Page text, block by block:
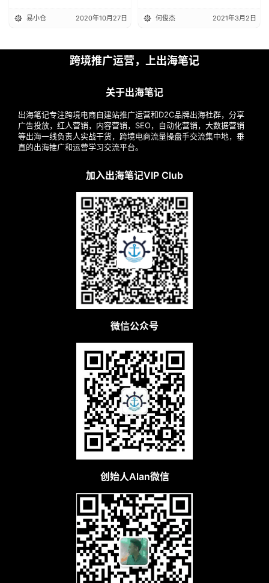
易小仓 2020年10月27日 何俊杰 2021年3月2日
跨境推广运营，上出海笔记
关于出海笔记
出海笔记专注跨境电商自建站推广运营和D2C品牌出海社群，分享
广告投放，红人营销，内容营销，SEO，自动化营销，大数据营销
等出海一线负责人实战干货，跨境电商流量操盘手交流集中地，垂
直的出海推广和运营学习交流平台。
加入出海笔记VIP Club
微信公众号
创始人Alan微信